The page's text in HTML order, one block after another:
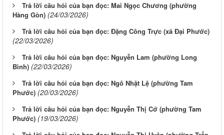
Trả lời câu hỏi của bạn đọc: Mai Ngọc Chương (phường
Hàng Gòn) (24/03/2026)
Trả lời câu hỏi của bạn đọc: Đặng Công Trực (xã Đại Phước)
(22/03/2026)
Trả lời câu hỏi của bạn đọc: Nguyễn Lam (phường Long
Bình) (22/03/2026)
Trả lời câu hỏi của bạn đọc: Ngô Nhật Lệ (phường Tam
Phước) (20/03/2026)
Trả lời câu hỏi của bạn đọc: Nguyễn Thị Cớ (phường Tam
Phước) (19/03/2026)